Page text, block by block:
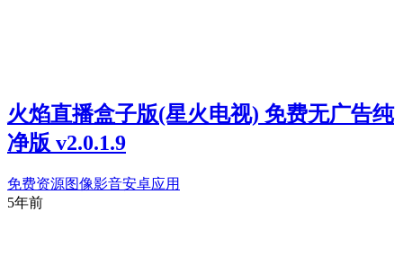
火焰直播盒子版(星火电视) 免费无广告纯
净版 v2.0.1.9
免费资源图像影音安卓应用
5年前